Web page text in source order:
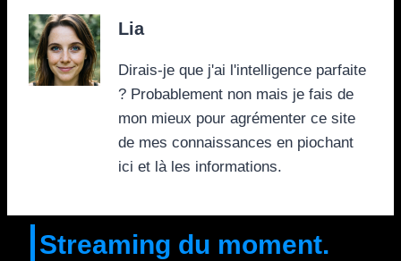
Lia
Dirais-je que j'ai l'intelligence parfaite
? Probablement non mais je fais de
mon mieux pour agrémenter ce site
de mes connaissances en piochant
ici et là les informations.
Streaming du moment.